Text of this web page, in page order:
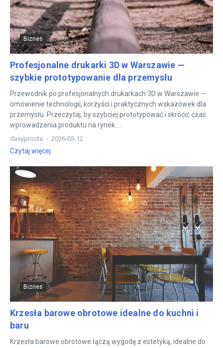
Biznes
Profesjonalne drukarki 3D w Warszawie —
szybkie prototypowanie dla przemysłu
Przewodnik po profesjonalnych drukarkach 3D w Warszawie —
omówienie technologii, korzyści i praktycznych wskazówek dla
przemysłu. Przeczytaj, by szybciej prototypować i skrócić czas
wprowadzenia produktu na rynek....
dasyprocta 2026-05-12
Czytaj więcej
Biznes
Krzesła barowe obrotowe idealne do kuchni i
baru
Krzesła barowe obrotowe łączą wygodę z estetyką, idealne do